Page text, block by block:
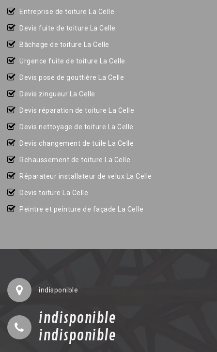
Entreprise de toiture La Celle
Devis fuite de toiture La Celle
Bâchage de toiture La Celle
Urgence fuite de toiture La Celle
Devis pose de gouttière La Celle
Devis zingueur La Celle
Devis réparation de toiture La Celle
Devis nettoyage de toiture La Celle
Devis changement de tuile La Celle
Rehaussement de toiture La Celle
Réparateur installateur de velux La Celle
Devis toiture La Celle
Peintre et peinture de façade La Celle
indisponible
indisponible
indisponible